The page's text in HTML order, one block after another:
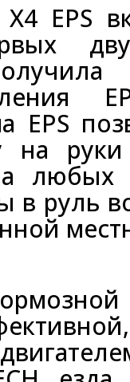
EPS
EPS
на
любых
в руль